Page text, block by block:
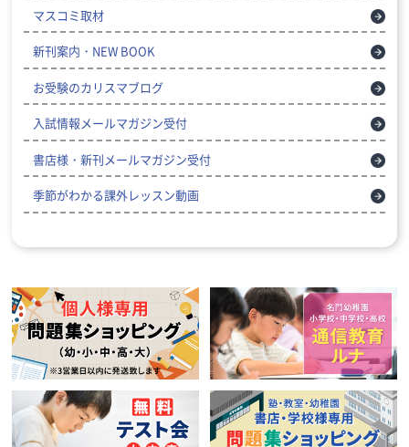
マスコミ取材
新刊案内・NEW BOOK
お受験のカリスマブログ
入試情報メールマガジン受付
書店様・新刊メールマガジン受付
季節がわかる課外レッスン動画